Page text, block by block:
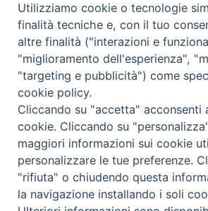
Contatti
Curia
Tel. 0771.740341
Palazzo De Vio
Tel. 0771.464088
I nostri social
Utilizziamo cookie o tecnologie
finalità tecniche e, con il tuo
altre finalità ("interazioni e
"miglioramento dell'esperienza",
"targeting e pubblicità") come
cookie policy.
Cliccando su "accetta" acconsenti
cookie. Cliccando su
maggiori informazioni sui cookie
personalizzare le tue preferenze.
"rifiuta" o chiudendo questa
la navigazione installando i soli